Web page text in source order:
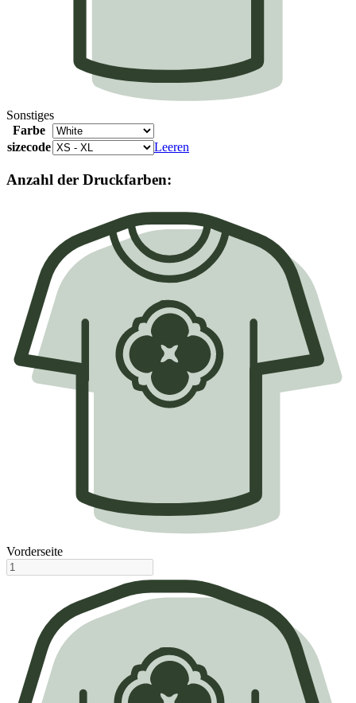
Sonstiges
Farbe
sizecode
Leeren
Anzahl der Druckfarben:
Vorderseite